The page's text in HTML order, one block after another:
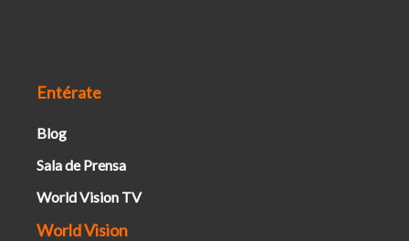
Entérate
Blog
Sala de Prensa
World Vision TV
World Vision